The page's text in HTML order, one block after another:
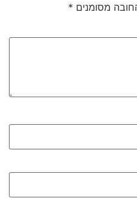
מסומנים *